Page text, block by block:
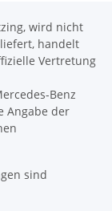
wird nicht
handelt
Vertretung
Benz
Angabe der
sind